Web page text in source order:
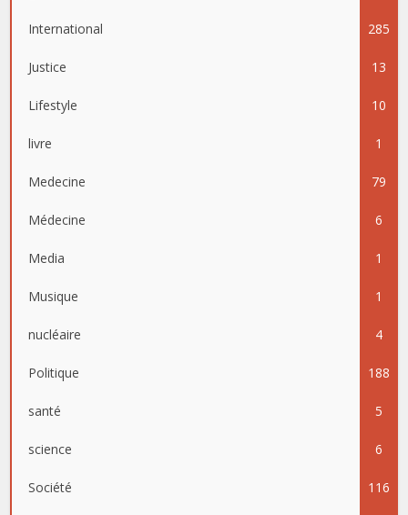
International 285
Justice 13
Lifestyle 10
livre 1
Medecine 79
Médecine 6
Media 1
Musique 1
nucléaire 4
Politique 188
santé 5
science 6
Société 116